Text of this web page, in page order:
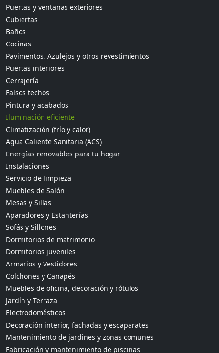
Puertas y ventanas exteriores
Cubiertas
Baños
Cocinas
Pavimentos, Azulejos y otros revestimientos
Puertas interiores
Cerrajería
Falsos techos
Pintura y acabados
Iluminación eficiente
Climatización (frío y calor)
Agua Caliente Sanitaria (ACS)
Energías renovables para tu hogar
Instalaciones
Servicio de limpieza
Muebles de Salón
Mesas y Sillas
Aparadores y Estanterías
Sofás y Sillones
Dormitorios de matrimonio
Dormitorios juveniles
Armarios y Vestidores
Colchones y Canapés
Muebles de oficina, decoración y rótulos
Jardín y Terraza
Electrodomésticos
Decoración interior, fachadas y escaparates
Mantenimiento de jardines y zonas comunes
Fabricación y mantenimiento de piscinas